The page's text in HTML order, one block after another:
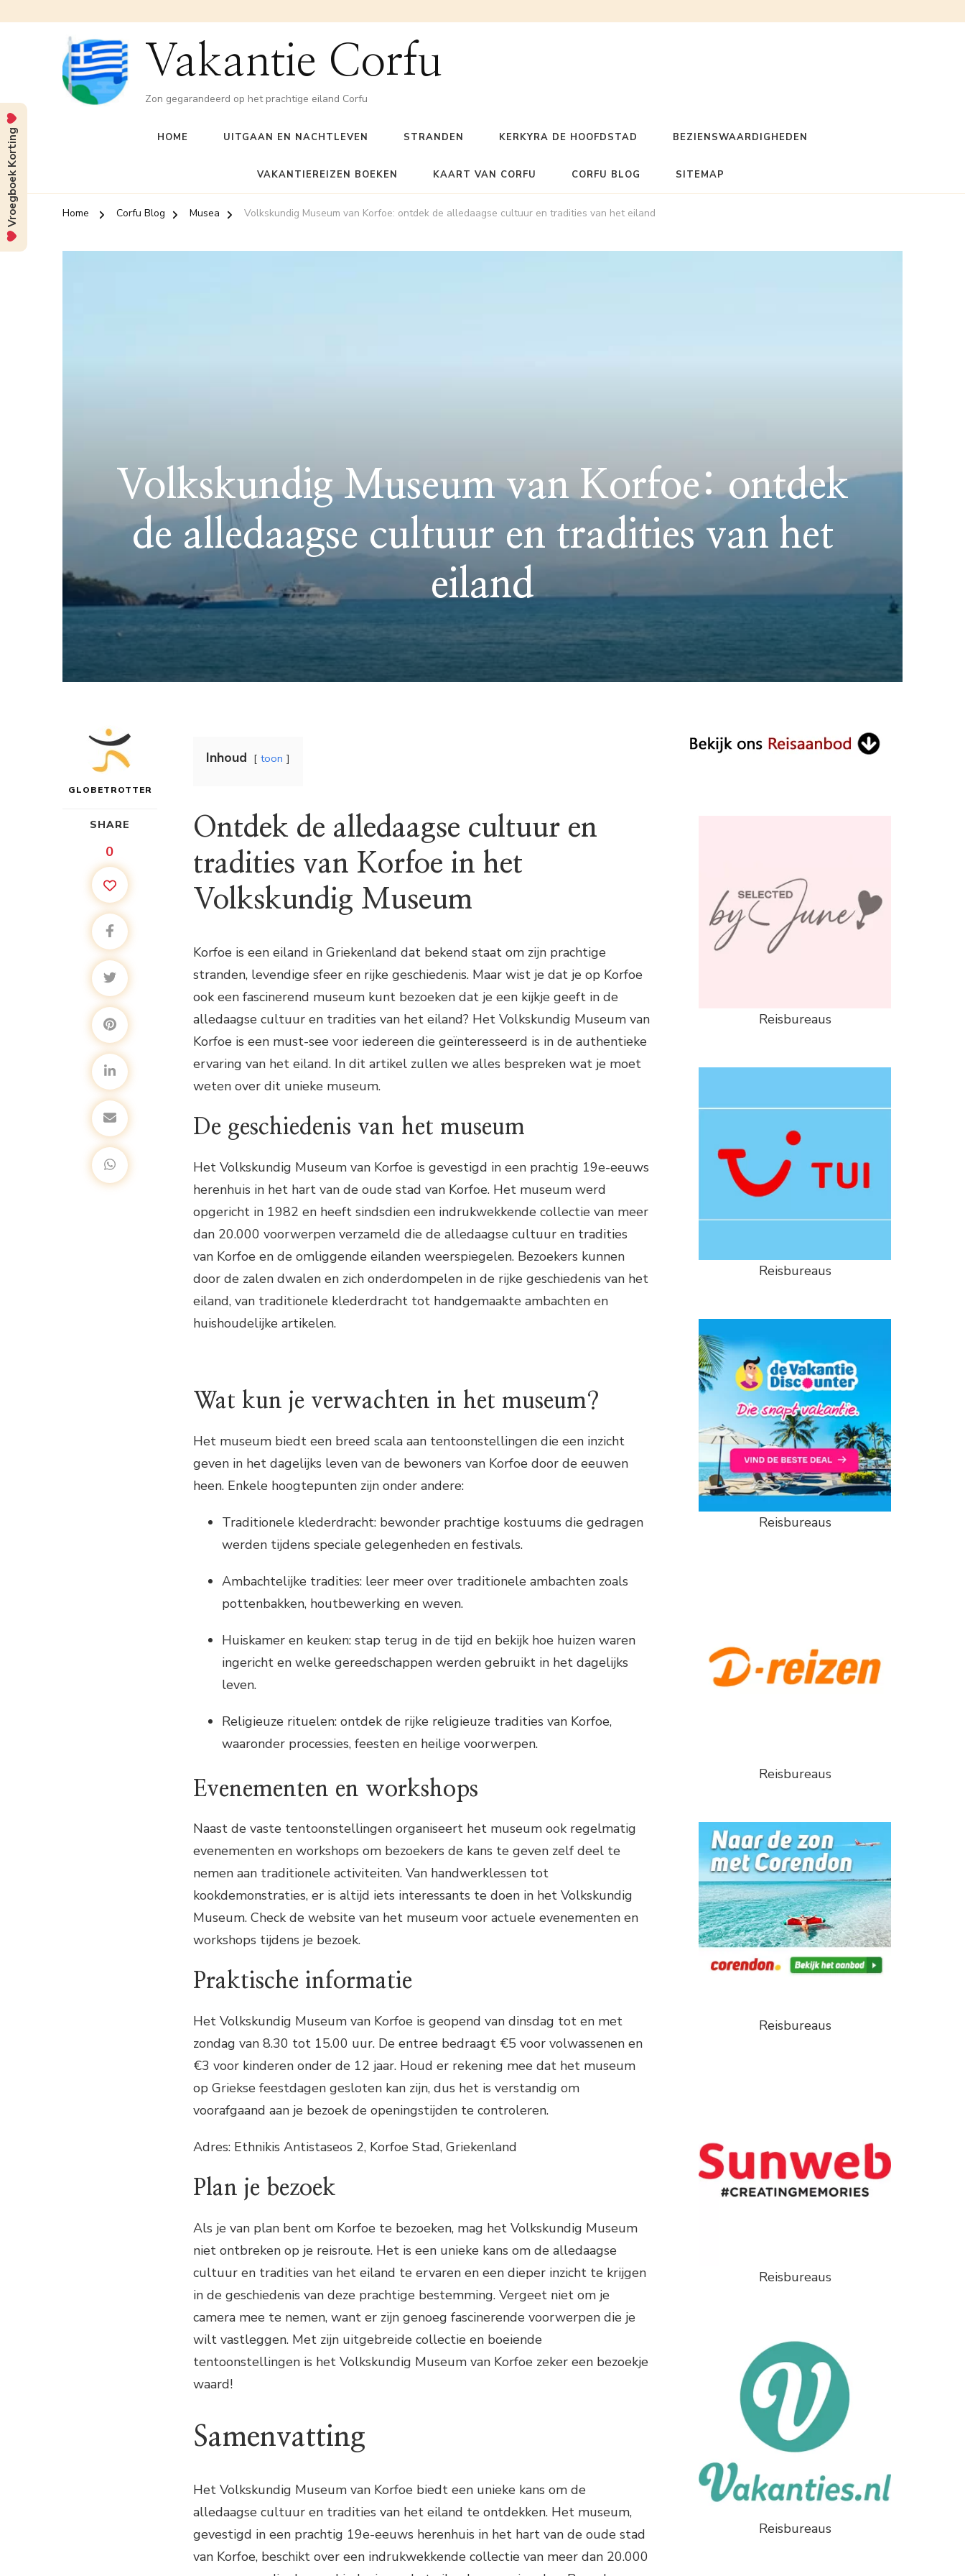
Vakantie Corfu
Zon gegarandeerd op het prachtige eiland Corfu
HOME UITGAAN EN NACHTLEVEN STRANDEN KERKYRA DE HOOFDSTAD BEZIENSWAARDIGHEDEN
VAKANTIEREIZEN BOEKEN KAART VAN CORFU CORFU BLOG SITEMAP
Home Corfu Blog Musea Volkskundig Museum van Korfoe: ontdek de alledaagse cultuur en tradities van het eiland
Volkskundig Museum van Korfoe: ontdek
de alledaagse cultuur en tradities van het
eiland
GLOBETROTTER
SHARE
0
Inhoud toon
Ontdek de alledaagse cultuur en
tradities van Korfoe in het
Volkskundig Museum
Korfoe is een eiland in Griekenland dat bekend staat om zijn prachtige
stranden, levendige sfeer en rijke geschiedenis. Maar wist je dat je op Korfoe
ook een fascinerend museum kunt bezoeken dat je een kijkje geeft in de
alledaagse cultuur en tradities van het eiland? Het Volkskundig Museum van
Korfoe is een must-see voor iedereen die geïnteresseerd is in de authentieke
ervaring van het eiland. In dit artikel zullen we alles bespreken wat je moet
weten over dit unieke museum.
De geschiedenis van het museum
Het Volkskundig Museum van Korfoe is gevestigd in een prachtig 19e-eeuws
herenhuis in het hart van de oude stad van Korfoe. Het museum werd
opgericht in 1982 en heeft sindsdien een indrukwekkende collectie van meer
dan 20.000 voorwerpen verzameld die de alledaagse cultuur en tradities
van Korfoe en de omliggende eilanden weerspiegelen. Bezoekers kunnen
door de zalen dwalen en zich onderdompelen in de rijke geschiedenis van het
eiland, van traditionele klederdracht tot handgemaakte ambachten en
huishoudelijke artikelen.
Wat kun je verwachten in het museum?
Het museum biedt een breed scala aan tentoonstellingen die een inzicht
geven in het dagelijks leven van de bewoners van Korfoe door de eeuwen
heen. Enkele hoogtepunten zijn onder andere:
Traditionele klederdracht: bewonder prachtige kostuums die gedragen
werden tijdens speciale gelegenheden en festivals.
Ambachtelijke tradities: leer meer over traditionele ambachten zoals
pottenbakken, houtbewerking en weven.
Huiskamer en keuken: stap terug in de tijd en bekijk hoe huizen waren
ingericht en welke gereedschappen werden gebruikt in het dagelijks
leven.
Religieuze rituelen: ontdek de rijke religieuze tradities van Korfoe,
waaronder processies, feesten en heilige voorwerpen.
Evenementen en workshops
Naast de vaste tentoonstellingen organiseert het museum ook regelmatig
evenementen en workshops om bezoekers de kans te geven zelf deel te
nemen aan traditionele activiteiten. Van handwerklessen tot
kookdemonstraties, er is altijd iets interessants te doen in het Volkskundig
Museum. Check de website van het museum voor actuele evenementen en
workshops tijdens je bezoek.
Praktische informatie
Het Volkskundig Museum van Korfoe is geopend van dinsdag tot en met
zondag van 8.30 tot 15.00 uur. De entree bedraagt €5 voor volwassenen en
€3 voor kinderen onder de 12 jaar. Houd er rekening mee dat het museum
op Griekse feestdagen gesloten kan zijn, dus het is verstandig om
voorafgaand aan je bezoek de openingstijden te controleren.
Adres: Ethnikis Antistaseos 2, Korfoe Stad, Griekenland
Plan je bezoek
Als je van plan bent om Korfoe te bezoeken, mag het Volkskundig Museum
niet ontbreken op je reisroute. Het is een unieke kans om de alledaagse
cultuur en tradities van het eiland te ervaren en een dieper inzicht te krijgen
in de geschiedenis van deze prachtige bestemming. Vergeet niet om je
camera mee te nemen, want er zijn genoeg fascinerende voorwerpen die je
wilt vastleggen. Met zijn uitgebreide collectie en boeiende
tentoonstellingen is het Volkskundig Museum van Korfoe zeker een bezoekje
waard!
Samenvatting
Het Volkskundig Museum van Korfoe biedt een unieke kans om de
alledaagse cultuur en tradities van het eiland te ontdekken. Het museum,
gevestigd in een prachtig 19e-eeuws herenhuis in het hart van de oude stad
van Korfoe, beschikt over een indrukwekkende collectie van meer dan 20.000
Reisbureaus
Reisbureaus
Reisbureaus
Reisbureaus
Reisbureaus
Reisbureaus
Reisbureaus
Vroegboek Korting